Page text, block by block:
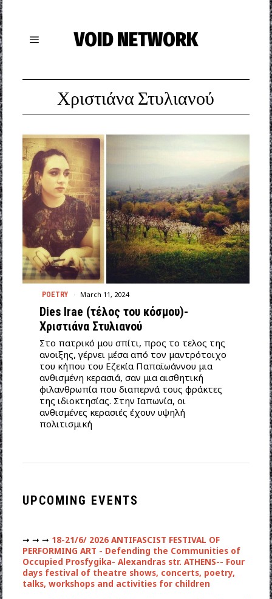
VOID NETWORK
Χριστιάνα Στυλιανού
POETRY March 11, 2024
Dies Irae (τέλος του κόσμου)-
Χριστιάνα Στυλιανού
Στο πατρικό μου σπίτι, προς το τελος της
ανοιξης, γέρνει μέσα από τον μαντρότοιχο
του κήπου του Εζεκία Παπαϊωάννου μια
ανθισμένη κερασιά, σαν μια αισθητική
φιλανθρωπία που διαπερνά τους φράκτες
της ιδιοκτησίας. Στην Ιαπωνία, οι
ανθισμένες κερασιές έχουν υψηλή
πολιτισμική
UPCOMING EVENTS
➞ ➞ ➞ 18-21/6/ 2026 ANTIFASCIST FESTIVAL OF
PERFORMING ART - Defending the Communities of
Occupied Prosfygika- Alexandras str. ATHENS-- Four
days festival of theatre shows, concerts, poetry,
talks, workshops and activities for children